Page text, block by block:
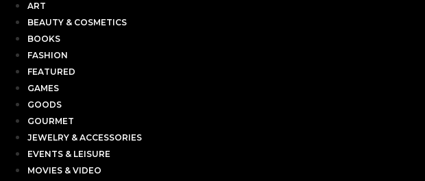
ART
BEAUTY & COSMETICS
BOOKS
FASHION
FEATURED
GAMES
GOODS
GOURMET
JEWELRY & ACCESSORIES
EVENTS & LEISURE
MOVIES & VIDEO